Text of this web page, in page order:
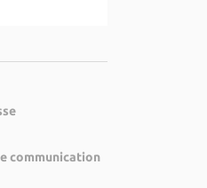
communication